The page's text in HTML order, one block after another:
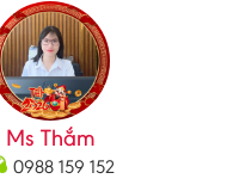
Ms Thắm
0988 159 152